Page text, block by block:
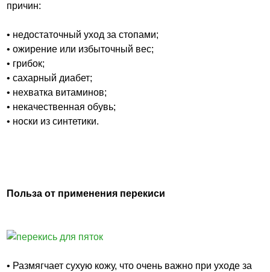
причин:
• недостаточный уход за стопами;
• ожирение или избыточный вес;
• грибок;
• сахарный диабет;
• нехватка витаминов;
• некачественная обувь;
• носки из синтетики.
Польза от применения перекиси
• Размягчает сухую кожу, что очень важно при уходе за